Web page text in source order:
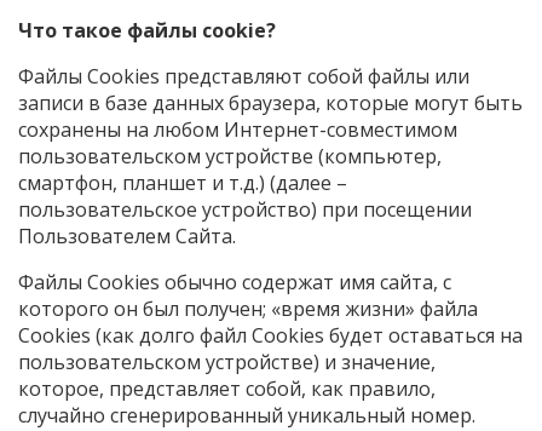
Что такое файлы cookie?
Файлы Cookies представляют собой файлы или
записи в базе данных браузера, которые могут быть
сохранены на любом Интернет-совместимом
пользовательском устройстве (компьютер,
смартфон, планшет и т.д.) (далее –
пользовательское устройство) при посещении
Пользователем Сайта.
Файлы Cookies обычно содержат имя сайта, с
которого он был получен; «время жизни» файла
Cookies (как долго файл Cookies будет оставаться на
пользовательском устройстве) и значение,
которое, представляет собой, как правило,
случайно сгенерированный уникальный номер.